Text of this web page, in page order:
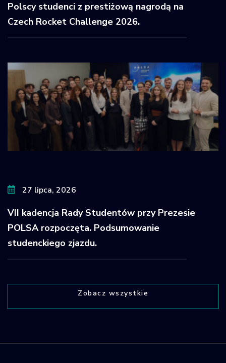
Polscy studenci z prestiżową nagrodą na
Czech Rocket Challenge 2026.
27 lipca, 2026
VII kadencja Rady Studentów przy Prezesie
POLSA rozpoczęta. Podsumowanie
studenckiego zjazdu.
Zobacz wszystkie